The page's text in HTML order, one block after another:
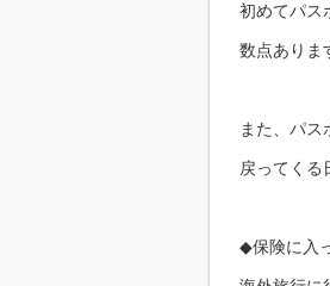
初めてパス
数点ありま
また、パ
戻ってくる
◆保険に入